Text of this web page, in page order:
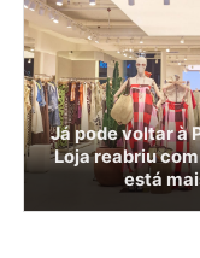
Já pode voltar à
Loja reabriu
está